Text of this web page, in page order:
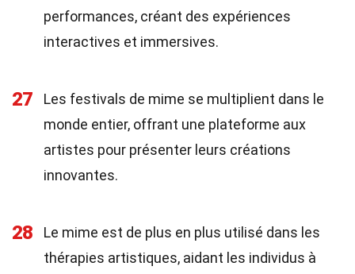
performances, créant des expériences
interactives et immersives.
27
Les festivals de mime se multiplient dans le
monde entier, offrant une plateforme aux
artistes pour présenter leurs créations
innovantes.
28
Le mime est de plus en plus utilisé dans les
thérapies artistiques, aidant les individus à